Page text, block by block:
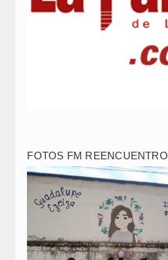
FOTOS FM REENCUENTRO